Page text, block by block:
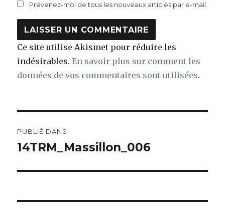
Prévenez-moi de tous les nouveaux articles par e-mail.
Ce site utilise Akismet pour réduire les
indésirables.En savoir plus sur comment les
données de vos commentaires sont utilisées.
de
PUBLIÉ DANS
14TRM_Massillon_006